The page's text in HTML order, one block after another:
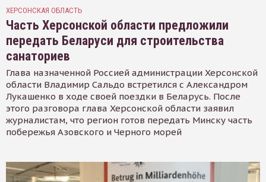
ХЕРСОНСКАЯ ОБЛАСТЬ
Часть Херсонской области предложили
передать Беларуси для строительства
санаториев
Глава назначенной Россией администрации Херсонской
области Владимир Сальдо встретился с Александром
Лукашенко в ходе своей поездки в Беларусь. После
этого разговора глава Херсонской области заявил
журналистам, что регион готов передать Минску часть
побережья Азовского и Черного морей